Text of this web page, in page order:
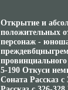
Открытие и
положительных
персонаж -
5-190 Откуси
Соната Рассказ